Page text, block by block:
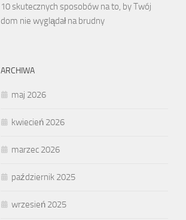
10 skutecznych sposobów na to, by Twój
dom nie wyglądał na brudny
ARCHIWA
maj 2026
kwiecień 2026
marzec 2026
październik 2025
wrzesień 2025